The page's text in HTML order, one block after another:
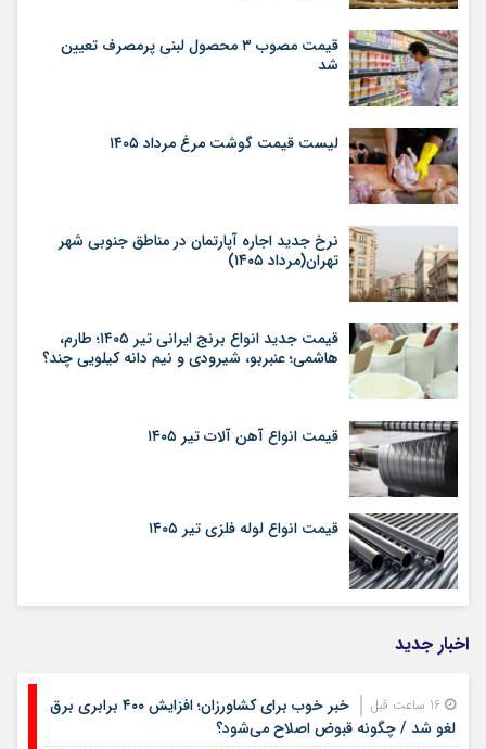
قیمت مصوب ۳ محصول لبنی پرمصرف تعیین
شد
لیست قیمت گوشت مرغ مرداد ۱۴۰۵
نرخ جدید اجاره آپارتمان در مناطق جنوبی شهر
تهران(مرداد ۱۴۰۵)
قیمت جدید انواع برنج ایرانی تیر ۱۴۰۵؛ طارم،
هاشمی؛ عنبربو، شیرودی و نیم دانه کیلویی چند؟
قیمت انواع آهن آلات تیر ۱۴۰۵
قیمت انواع لوله فلزی تیر ۱۴۰۵
اخبار جدید
خبر خوب برای کشاورزان؛ افزایش ۴۰۰ برابری برق
لغو شد / چگونه قبوض اصلاح می‌شود؟